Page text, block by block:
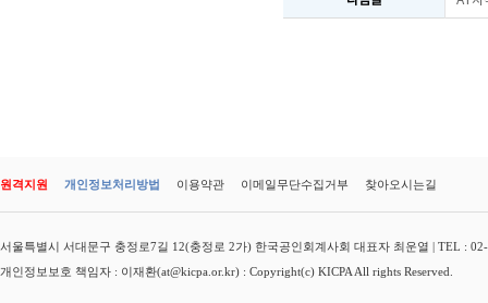
원격지원 개인정보처리방법 이용약관 이메일무단수집거부 찾아오시는길
서울특별시 서대문구 충정로7길 12(충정로 2가) 한국공인회계사회 대표자 최운열 | TEL :
개인정보보호 책임자 : 이재환(at@kicpa.or.kr) : Copyright(c) KICPA All rights Reserved.